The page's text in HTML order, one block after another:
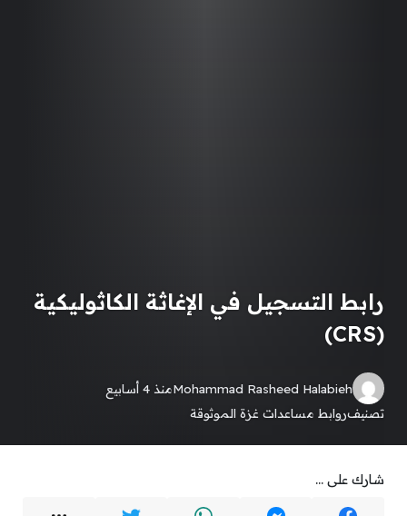
رابط التسجيل في الإغاثة الكاثوليكية
(CRS)
Mohammad Rasheed Halabiehمنذ 4 أسابيع
تصنيفروابط مساعدات غزة الموثوقة
شارك على ...